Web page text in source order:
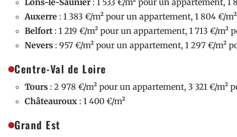
Lons-le-Saunier : 1 533 €/m² pour un appartement,
Auxerre : 1 383 €/m² pour un appartement, 1 804 €/
Belfort : 1 219 €/m² pour un appartement, 1 713 €/m²
Nevers : 957 €/m² pour un appartement, 1 297 €/m²
Centre-Val de Loire
Tours : 2 978 €/m² pour un appartement, 3 321 €/m²
Châteauroux : 1 400 €/m²
Grand Est